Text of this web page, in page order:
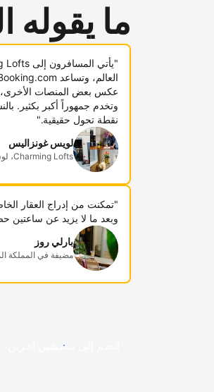
ما يقوله
عكس بعض المنصات الأخرى،
وتخدم جمهوراً أكبر بكثير.
نقطة تحول حقيقية."
لويس غونزاليس
Charming Lofts، لوس أنجلوس
وبعد ما لا يزيد عن
بارلي روز
مضيفة في المملكة
انضم إلى مضيفين آخرين